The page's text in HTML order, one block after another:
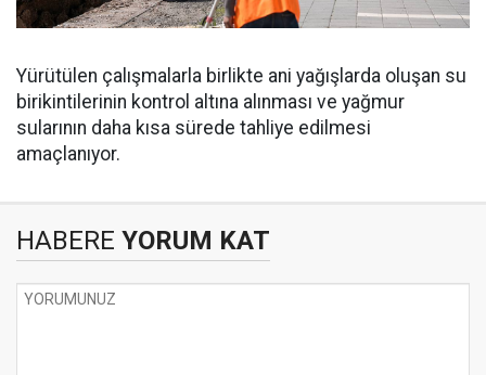
Yürütülen çalışmalarla birlikte ani yağışlarda oluşan su
birikintilerinin kontrol altına alınması ve yağmur
sularının daha kısa sürede tahliye edilmesi
amaçlanıyor.
HABERE YORUM KAT